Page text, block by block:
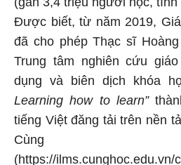
Được biết, từ năm 2019,
đã cho phép Thạc sĩ
Trung tâm nghiên cứu
dụng và biên dịch khóa
Learning how to learn”
tiếng Việt đăng tải trên nền
Cùng
(https://